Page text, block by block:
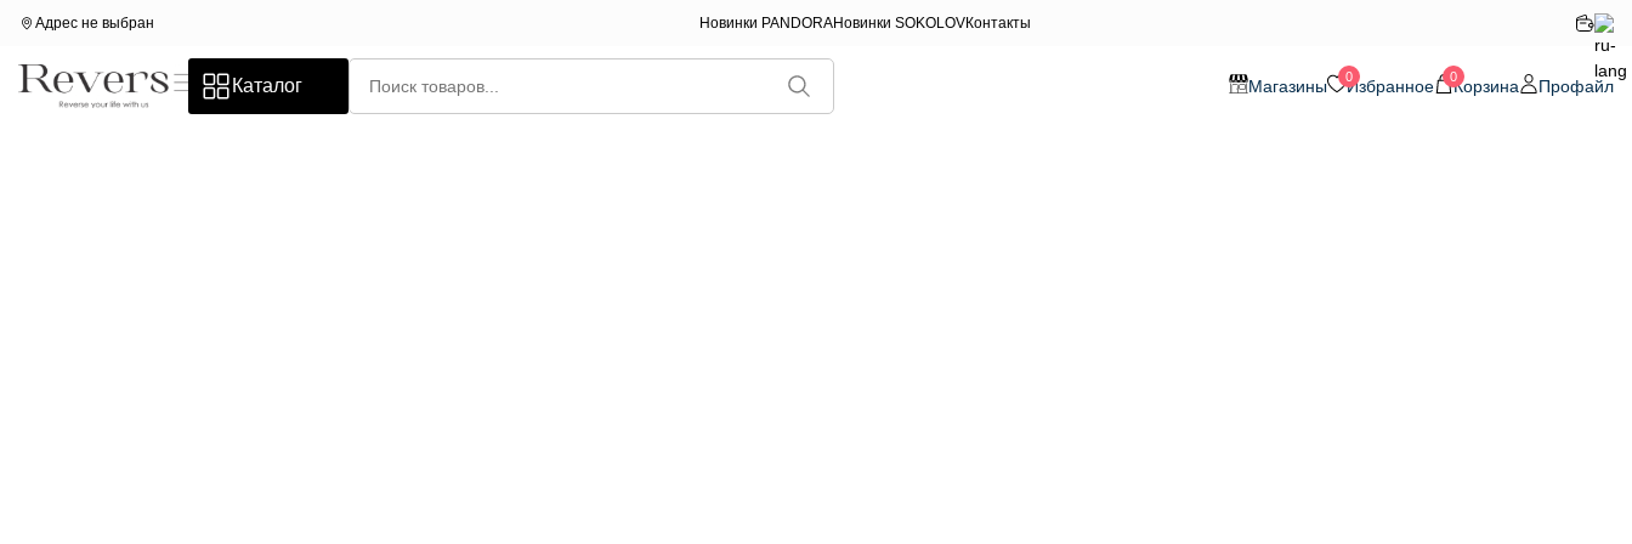
Адрес не выбран Новинки PANDORAНовинки SOKOLOVКонтакты
Каталог Магазины 0Избранное 0Корзина Профайл